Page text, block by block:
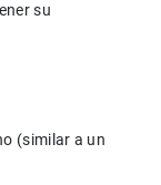
su
(similar a un